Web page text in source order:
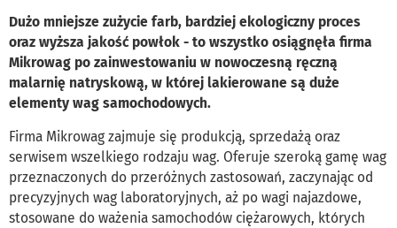
Dużo mniejsze zużycie farb, bardziej ekologiczny proces
oraz wyższa jakość powłok - to wszystko osiągnęła firma
Mikrowag po zainwestowaniu w nowoczesną ręczną
malarnię natryskową, w której lakierowane są duże
elementy wag samochodowych.
Firma Mikrowag zajmuje się produkcją, sprzedażą oraz
serwisem wszelkiego rodzaju wag. Oferuje szeroką gamę wag
przeznaczonych do przeróżnych zastosowań, zaczynając od
precyzyjnych wag laboratoryjnych, aż po wagi najazdowe,
stosowane do ważenia samochodów ciężarowych, których